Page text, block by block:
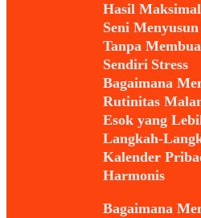
Hasil Maksimal
Seni
Tanpa
Sendiri Stress
Bagaimana
Rutinitas
Esok yang
Langkah-
Kalender
Harmonis
Bagaimana